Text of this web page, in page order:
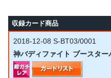
収録カード商品
2018-12-08 S-BT03/0001
神バディファイト ブースター